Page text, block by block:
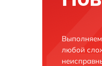
любой